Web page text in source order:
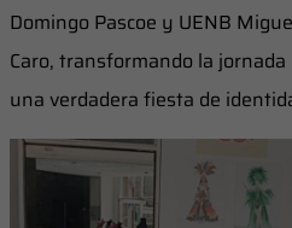
Domingo Pascoe y UENB
Caro, transformando la jornada
una verdadera fiesta de